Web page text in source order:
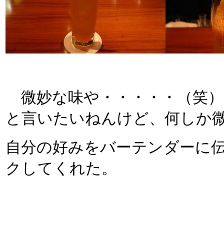
微妙な味や・・・・・（笑
と言いたいねんけど、何しか
自分の好みをバーテンダーに
クしてくれた。